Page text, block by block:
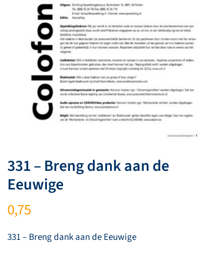
331 – Breng dank aan de
Eeuwige
0,75
331 – Breng dank aan de Eeuwige